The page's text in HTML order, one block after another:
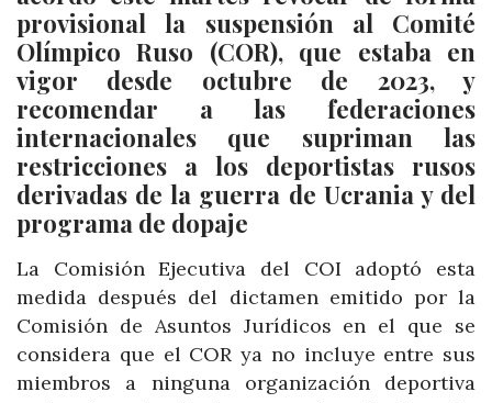
provisional la suspensión al Comité
Olímpico Ruso (COR), que estaba en
vigor desde octubre de 2023, y
recomendar a las federaciones
internacionales que supriman las
restricciones a los deportistas rusos
derivadas de la guerra de Ucrania y del
programa de dopaje
La Comisión Ejecutiva del COI adoptó esta
medida después del dictamen emitido por la
Comisión de Asuntos Jurídicos en el que se
considera que el COR ya no incluye entre sus
miembros a ninguna organización deportiva